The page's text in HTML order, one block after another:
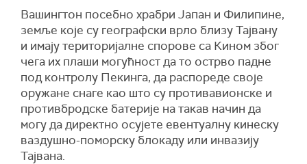
Вашингтон посебно храбри Јапан и Филипине,
земље које су географски врло близу Тајвану
и имају територијалне спорове са Кином због
чега их плаши могућност да то острво падне
под контролу Пекинга, да распореде своје
оружане снаге као што су противавионске и
противбродске батерије на такав начин да
могу да директно осујете евентуалну кинеску
ваздушно-поморску блокаду или инвазију
Тајвана.